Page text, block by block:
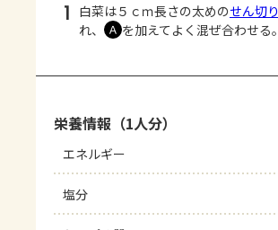
1 白菜は５ｃｍ長さの太めのせん切り
れ、
Ａ を加えてよく混ぜ合わせる。
栄養情報（1人分）
エネルギー
塩分